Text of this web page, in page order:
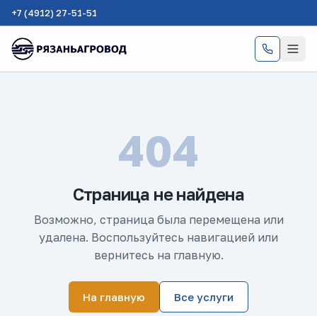
+7 (4912) 27-51-51
404
Страница не найдена
Возможно, страница была перемещена или
удалена. Воспользуйтесь навигацией или
вернитесь на главную.
На главную Все услуги